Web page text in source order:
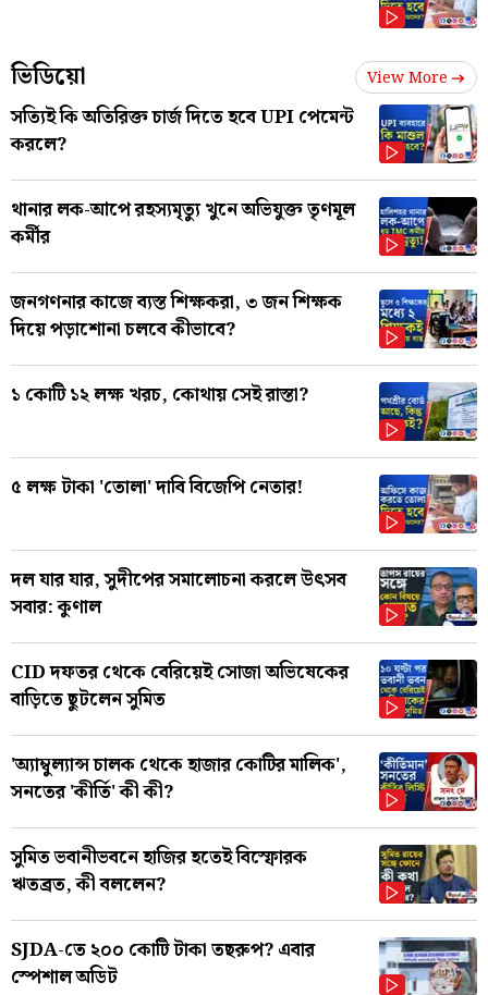
ভিডিয়ো View More
সত্যিই কি অতিরিক্ত চার্জ দিতে হবে UPI পেমেন্ট
করলে?
থানার লক-আপে রহস্যমৃত্যু খুনে অভিযুক্ত তৃণমূল
কর্মীর
জনগণনার কাজে ব্যস্ত শিক্ষকরা, ৩ জন শিক্ষক
দিয়ে পড়াশোনা চলবে কীভাবে?
১ কোটি ১২ লক্ষ খরচ, কোথায় সেই রাস্তা?
৫ লক্ষ টাকা 'তোলা' দাবি বিজেপি নেতার!
দল যার যার, সুদীপের সমালোচনা করলে উৎসব
সবার: কুণাল
CID দফতর থেকে বেরিয়েই সোজা অভিষেকের
বাড়িতে ছুটলেন সুমিত
'অ্যাম্বুল্যান্স চালক থেকে হাজার কোটির মালিক',
সনতের 'কীর্তি' কী কী?
সুমিত ভবানীভবনে হাজির হতেই বিস্ফোরক
ঋতব্রত, কী বললেন?
SJDA-তে ২০০ কোটি টাকা তছরুপ? এবার
স্পেশাল অডিট